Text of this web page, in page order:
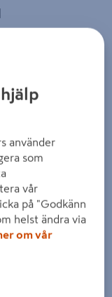
använder
som
vår
på "Godkänn
helst ändra via
om vår